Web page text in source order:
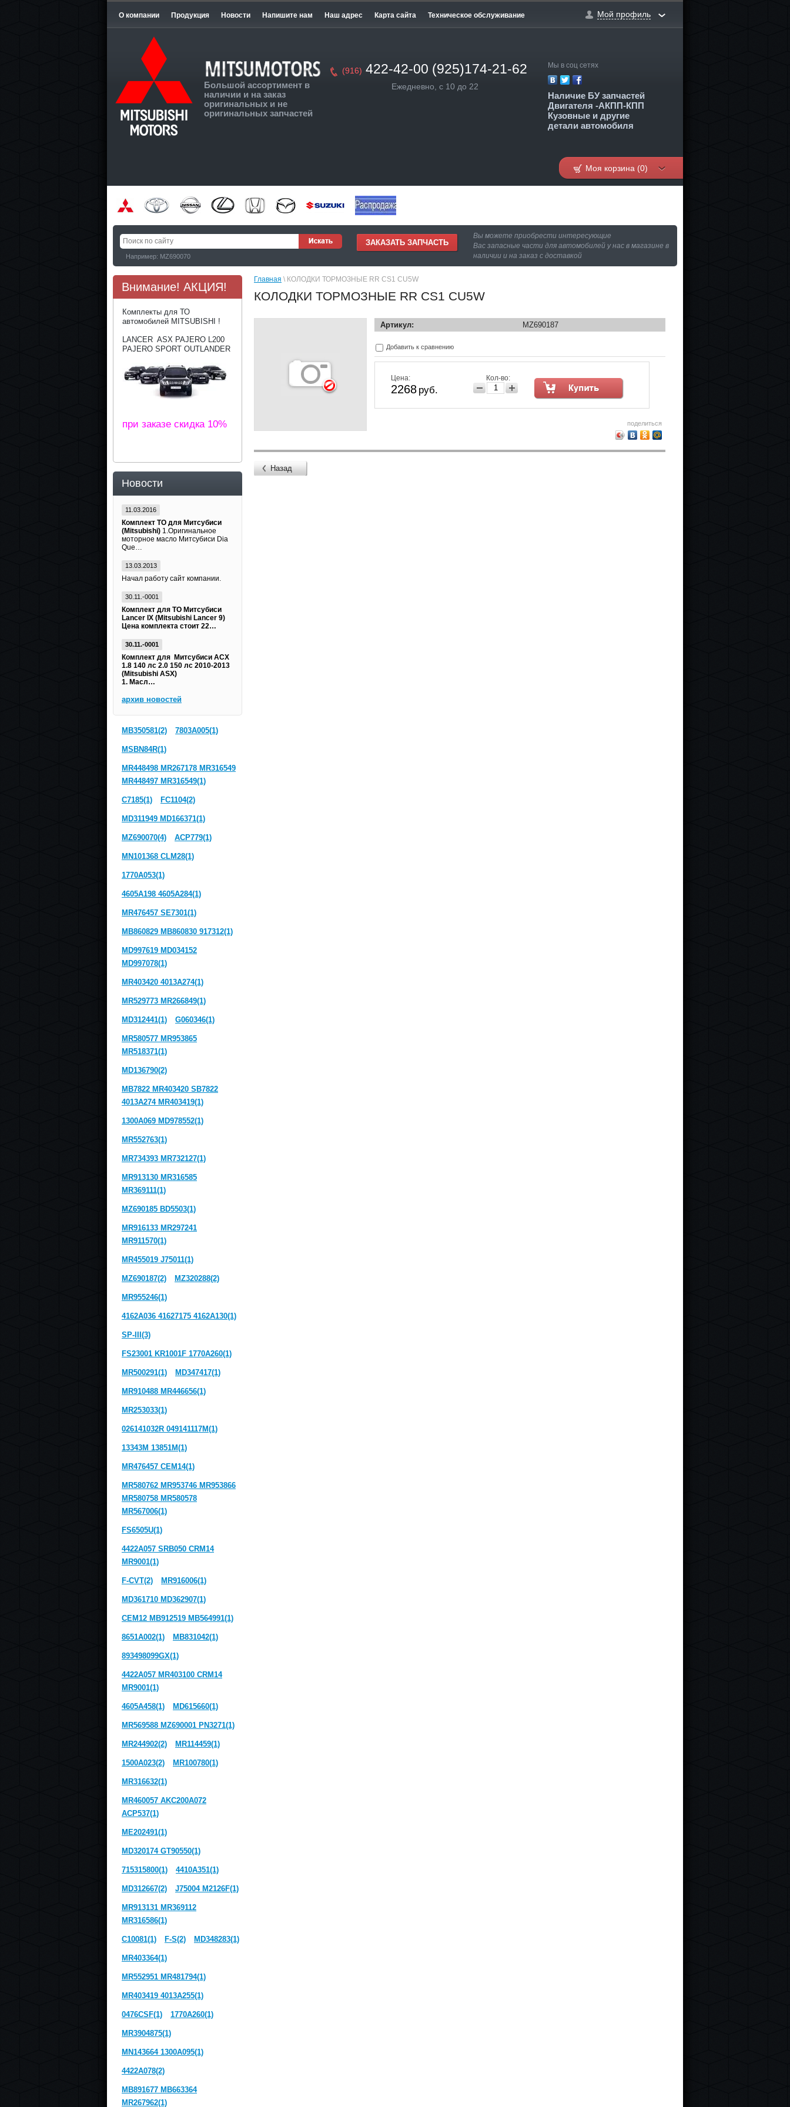
О компании Продукция Новости Напишите нам Наш адрес Карта сайта Техническое обслуживание Мой профиль
Большой ассортимент в
наличии и на заказ
оригинальных и не
оригинальных запчастей
(916) 422-42-00 (925)174-21-62
Ежедневно, с 10 до 22
Мы в соц сетях
Наличие БУ запчастей
Двигателя -АКПП-КПП
Кузовные и другие
детали автомобиля
Моя корзина (0)
Например: MZ690070
ЗАКАЗАТЬ ЗАПЧАСТЬ
Вы можете приобрести интересующие
Вас запасные части для автомобилей у нас в магазине в
наличии и на заказ с доставкой
Внимание! АКЦИЯ!
Комплекты для ТО
автомобилей MITSUBISHI !
LANCER ASX PAJERO L200
PAJERO SPORT OUTLANDER
при заказе скидка 10%
Новости
11.03.2016
Комплект ТО для Митсубиси
(Mitsubishi) 1.Оригинальное
моторное масло Митсубиси Dia
Que…
13.03.2013
Начал работу сайт компании.
30.11.-0001
Комплект для ТО Митсубиси
Lancer IX (Mitsubishi Lancer 9)
Цена комплекта стоит 22…
30.11.-0001
Комплект для Митсубиси АСХ
1.8 140 лс 2.0 150 лс 2010-2013
(Mitsubishi ASX)
1. Масл…
архив новостей
MB350581(2) 7803A005(1)
MSBN84R(1)
MR448498 MR267178 MR316549
MR448497 MR316549(1)
C7185(1) FC1104(2)
MD311949 MD166371(1)
MZ690070(4) ACP779(1)
MN101368 CLM28(1)
1770A053(1)
4605A198 4605A284(1)
MR476457 SE7301(1)
MB860829 MB860830 917312(1)
MD997619 MD034152
MD997078(1)
MR403420 4013A274(1)
MR529773 MR266849(1)
MD312441(1) G060346(1)
MR580577 MR953865
MR518371(1)
MD136790(2)
MB7822 MR403420 SB7822
4013A274 MR403419(1)
1300A069 MD978552(1)
MR552763(1)
MR734393 MR732127(1)
MR913130 MR316585
MR369111(1)
MZ690185 BD5503(1)
MR916133 MR297241
MR911570(1)
MR455019 J75011(1)
MZ690187(2) MZ320288(2)
MR955246(1)
4162A036 41627175 4162A130(1)
SP-III(3)
FS23001 KR1001F 1770A260(1)
MR500291(1) MD347417(1)
MR910488 MR446656(1)
MR253033(1)
026141032R 049141117M(1)
13343M 13851M(1)
MR476457 CEM14(1)
MR580762 MR953746 MR953866
MR580758 MR580578
MR567006(1)
FS6505U(1)
4422A057 SRB050 CRM14
MR9001(1)
F-CVT(2) MR916006(1)
MD361710 MD362907(1)
CEM12 MB912519 MB564991(1)
8651A002(1) MB831042(1)
893498099GX(1)
4422A057 MR403100 CRM14
MR9001(1)
4605A458(1) MD615660(1)
MR569588 MZ690001 PN3271(1)
MR244902(2) MR114459(1)
1500A023(2) MR100780(1)
MR316632(1)
MR460057 AKC200A072
ACP537(1)
ME202491(1)
MD320174 GT90550(1)
715315800(1) 4410A351(1)
MD312667(2) J75004 M2126F(1)
MR913131 MR369112
MR316586(1)
C10081(1) F-S(2) MD348283(1)
MR403364(1)
MR552951 MR481794(1)
MR403419 4013A255(1)
0476CSF(1) 1770A260(1)
MR3904875(1)
MN143664 1300A095(1)
4422A078(2)
MB891677 MB663364
MR267962(1)
Главная \ КОЛОДКИ ТОРМОЗНЫЕ RR CS1 CU5W
КОЛОДКИ ТОРМОЗНЫЕ RR CS1 CU5W
Артикул: MZ690187
Добавить к сравнению
Цена:
2268 руб.
Кол-во:
поделиться
Назад